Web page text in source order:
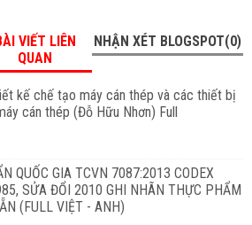
VIẾT LIÊN
QUAN
NHẬN XÉT BLOGSPOT(0)
kế chế tạo máy cán thép và các thiết bị
cán thép (Đỗ Hữu Nhơn) Full
QUỐC GIA TCVN 7087:2013 CODEX
SỬA ĐỔI 2010 GHI NHÃN THỰC PHẨM
(FULL VIỆT - ANH)